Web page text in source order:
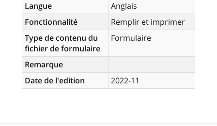
Langue
Anglais
Fonctionnalité
Remplir et imprimer
Type de contenu du
fichier de formulaire
Formulaire
Remarque
Date de l'edition
2022-11